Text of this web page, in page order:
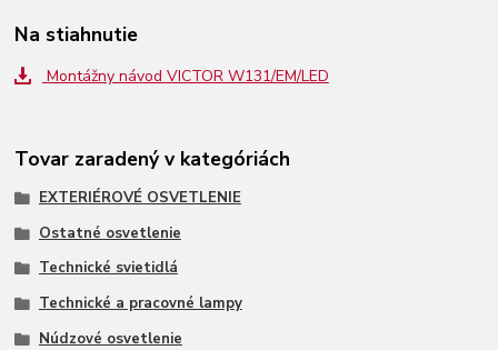
Na stiahnutie
Montážny návod VICTOR W131/EM/LED
Tovar zaradený v kategóriách
EXTERIÉROVÉ OSVETLENIE
Ostatné osvetlenie
Technické svietidlá
Technické a pracovné lampy
Núdzové osvetlenie